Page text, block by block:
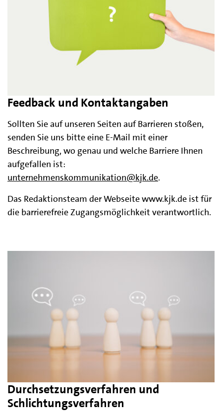
Feedback und Kontaktangaben
Sollten Sie auf unseren Seiten auf Barrieren stoßen,
senden Sie uns bitte eine E-Mail mit einer
Beschreibung, wo genau und welche Barriere Ihnen
aufgefallen ist:
unternehmenskommunikation@kjk.de.
Das Redaktionsteam der Webseite www.kjk.de ist für
die barrierefreie Zugangsmöglichkeit verantwortlich.
Durchsetzungsverfahren und
Schlichtungsverfahren